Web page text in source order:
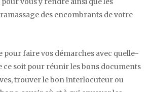
des encombrants de votre
pour faire vos démarches avec quelle-
ce soit pour réunir les bons documents
trouver le bon interlocuteur ou